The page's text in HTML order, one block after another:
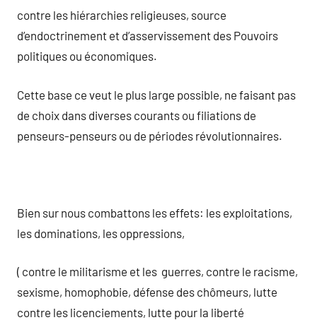
contre les hiérarchies religieuses, source
d’endoctrinement et d’asservissement des Pouvoirs
politiques ou économiques.
Cette base ce veut le plus large possible, ne faisant pas
de choix dans diverses courants ou filiations de
penseurs-penseurs ou de périodes révolutionnaires.
Bien sur nous combattons les effets: les exploitations,
les dominations, les oppressions,
( contre le militarisme et les guerres, contre le racisme,
sexisme, homophobie, défense des chômeurs, lutte
contre les licenciements, lutte pour la liberté